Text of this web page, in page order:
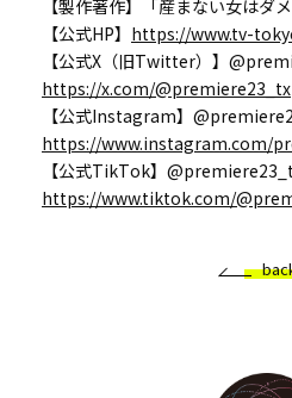
【製作著作】「産まない女はダ
【公式HP】 https://www.tv-
【公式X（旧Twitter）】
https://x.com/@premiere23_tx
【公式Instagram】
https://www.instagram.com/
【公式TikTok】
https://www.tiktok.com/